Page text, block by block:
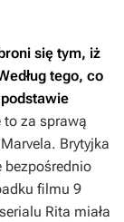
się tym, iż
tego, co
to za sprawą
Brytyjka
bezpośrednio
filmu 9
Rita miała